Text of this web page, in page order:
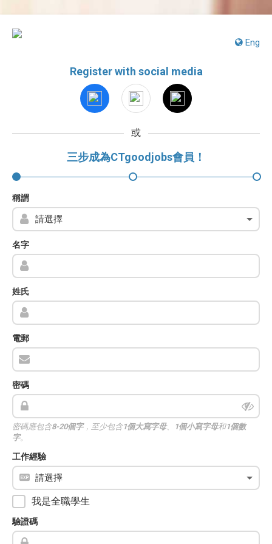
Eng
Register with social media
或
三步成為CTgoodjobs會員！
稱謂
名字
姓氏
電郵
密碼
密碼應包含8-20個字，至少包含1個大寫字母、 1個小寫字母和1個數
字。
工作經驗
我是全職學生
驗證碼